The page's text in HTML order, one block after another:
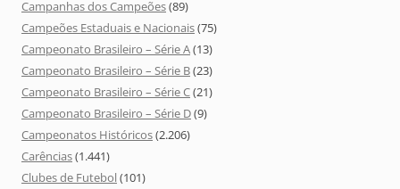
Campanhas dos Campeões(89)
Campeões Estaduais e Nacionais(75)
Campeonato Brasileiro – Série A(13)
Campeonato Brasileiro – Série B(23)
Campeonato Brasileiro – Série C(21)
Campeonato Brasileiro – Série D(9)
Campeonatos Históricos(2.206)
Carências(1.441)
Clubes de Futebol(101)